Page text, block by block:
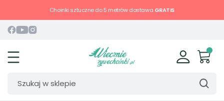
Choinki sztuczne do 5 metrów dostawa GRATIS